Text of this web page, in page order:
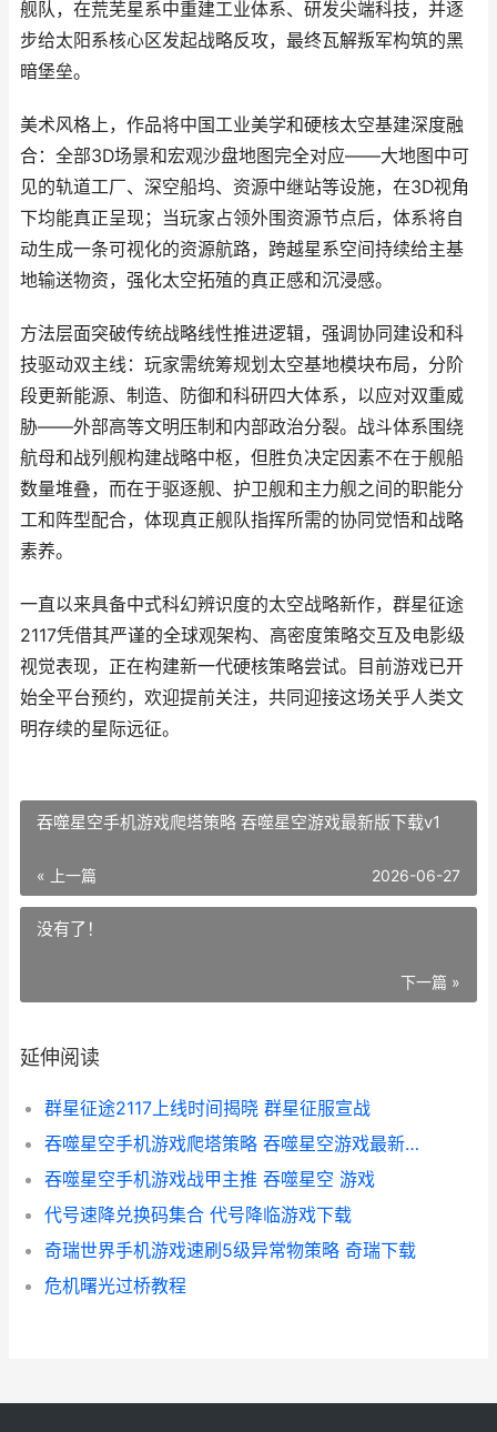
舰队，在荒芜星系中重建工业体系、研发尖端科技，并逐
步给太阳系核心区发起战略反攻，最终瓦解叛军构筑的黑
暗堡垒。
美术风格上，作品将中国工业美学和硬核太空基建深度融
合：全部3D场景和宏观沙盘地图完全对应——大地图中可
见的轨道工厂、深空船坞、资源中继站等设施，在3D视角
下均能真正呈现；当玩家占领外围资源节点后，体系将自
动生成一条可视化的资源航路，跨越星系空间持续给主基
地输送物资，强化太空拓殖的真正感和沉浸感。
方法层面突破传统战略线性推进逻辑，强调协同建设和科
技驱动双主线：玩家需统筹规划太空基地模块布局，分阶
段更新能源、制造、防御和科研四大体系，以应对双重威
胁——外部高等文明压制和内部政治分裂。战斗体系围绕
航母和战列舰构建战略中枢，但胜负决定因素不在于舰船
数量堆叠，而在于驱逐舰、护卫舰和主力舰之间的职能分
工和阵型配合，体现真正舰队指挥所需的协同觉悟和战略
素养。
一直以来具备中式科幻辨识度的太空战略新作，群星征途
2117凭借其严谨的全球观架构、高密度策略交互及电影级
视觉表现，正在构建新一代硬核策略尝试。目前游戏已开
始全平台预约，欢迎提前关注，共同迎接这场关乎人类文
明存续的星际远征。
吞噬星空手机游戏爬塔策略 吞噬星空游戏最新版下载v1
« 上一篇 2026-06-27
没有了！
下一篇 »
延伸阅读
群星征途2117上线时间揭晓 群星征服宣战
吞噬星空手机游戏爬塔策略 吞噬星空游戏最新版下载v1
吞噬星空手机游戏战甲主推 吞噬星空 游戏
代号速降兑换码集合 代号降临游戏下载
奇瑞世界手机游戏速刷5级异常物策略 奇瑞下载
危机曙光过桥教程